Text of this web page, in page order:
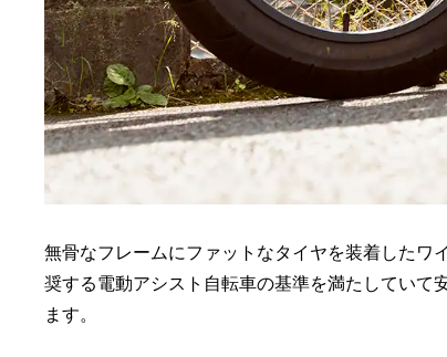
無骨なフレームにファットなタイヤを装着したワ
奨する電動アシスト自転車の基準を満たしていて
ます。